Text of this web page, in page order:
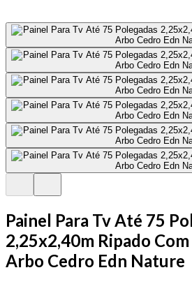
Painel Para Tv Até 75
2,25x2,40m Ripado
Arbo Cedro Edn Nature